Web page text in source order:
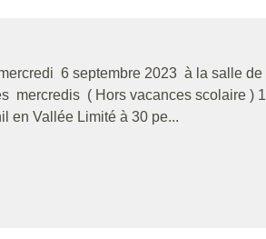
6 septembre 2023 à la salle de
mercredis ( Hors vacances scolaire )
en Vallée Limité à 30 pe...